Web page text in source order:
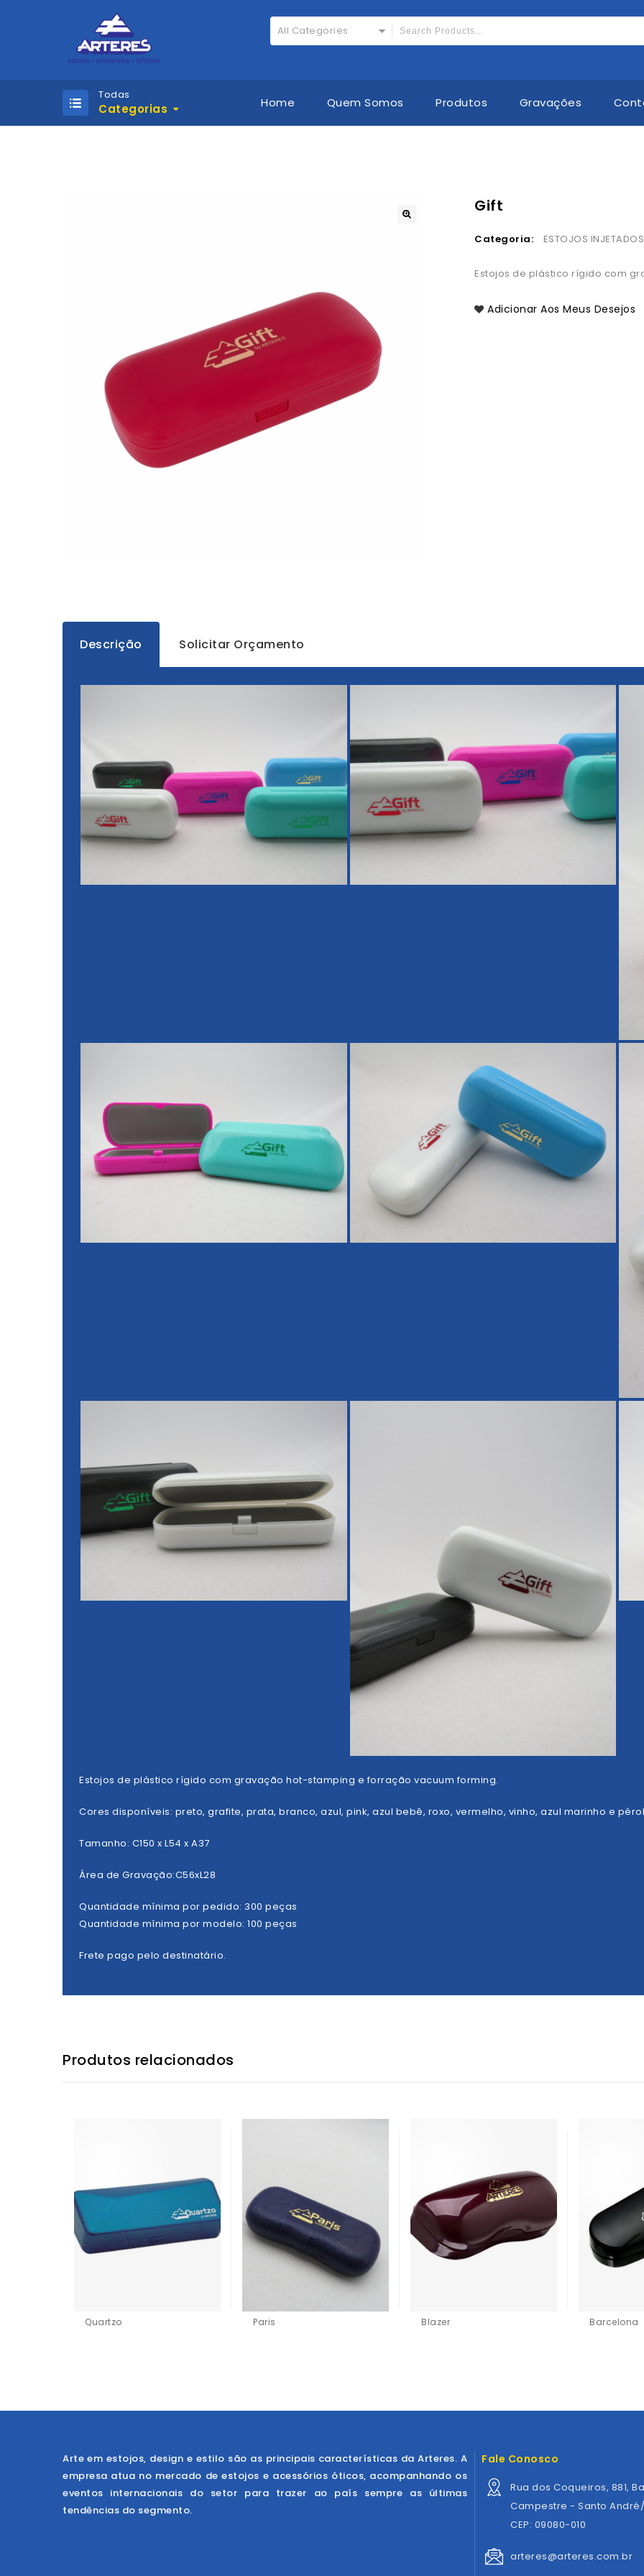
All Categories
Todas
Categorias Home Quem Somos Produtos Gravações
Gift
Categoria: ESTOJOS INJETADOS
Estojos de plástico rígido com
Adicionar Aos Meus Desejos
Descrição Solicitar Orçamento
Estojos de plástico rígido com gravação hot-stamping e forração vacuum forming.
Cores disponíveis: preto, grafite, prata, branco, azul, pink, azul bebê, roxo, vermelho, vinho, azul marinho e
Tamanho: C150 x L54 x A37
Área de Gravação:C56xL28
Quantidade mínima por pedido: 300 peças
Quantidade mínima por modelo: 100 peças
Frete pago pelo destinatário.
Produtos relacionados
Quartzo Paris Blazer Barcelona
Arte em estojos, design e estilo são as principais características da Arteres. A
empresa atua no mercado de estojos e acessórios óticos, acompanhando os
eventos internacionais do setor para trazer ao país sempre as últimas
tendências do segmento.
Fale Conosco
Rua dos Coqueiros, 881,
Campestre - Santo
CEP: 09080-010
arteres@arteres.com.br